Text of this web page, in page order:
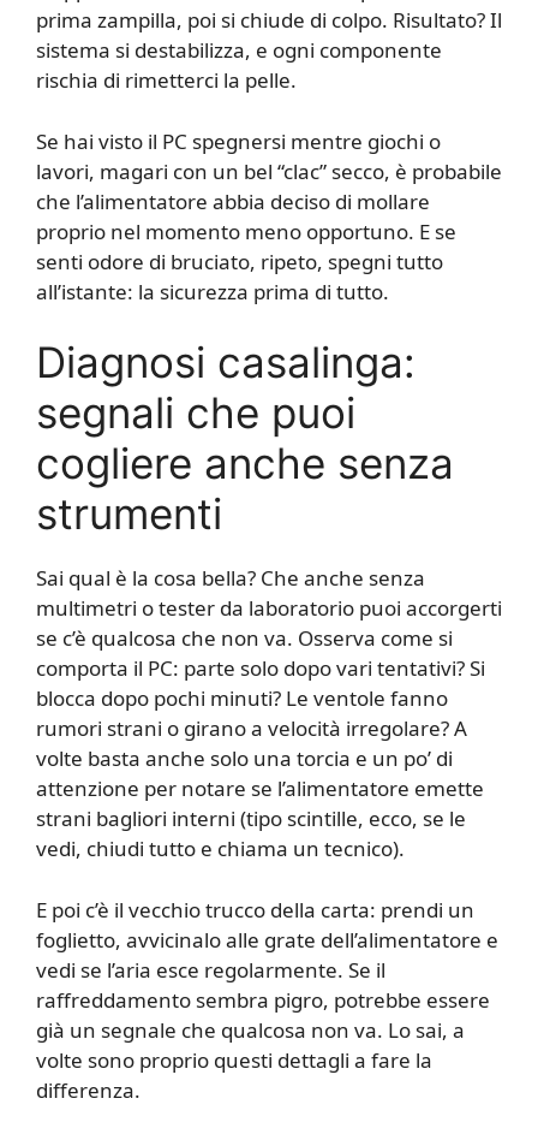
prima zampilla, poi si chiude di colpo. Risultato? Il
sistema si destabilizza, e ogni componente
rischia di rimetterci la pelle.
Se hai visto il PC spegnersi mentre giochi o
lavori, magari con un bel “clac” secco, è probabile
che l’alimentatore abbia deciso di mollare
proprio nel momento meno opportuno. E se
senti odore di bruciato, ripeto, spegni tutto
all’istante: la sicurezza prima di tutto.
Diagnosi casalinga:
segnali che puoi
cogliere anche senza
strumenti
Sai qual è la cosa bella? Che anche senza
multimetri o tester da laboratorio puoi accorgerti
se c’è qualcosa che non va. Osserva come si
comporta il PC: parte solo dopo vari tentativi? Si
blocca dopo pochi minuti? Le ventole fanno
rumori strani o girano a velocità irregolare? A
volte basta anche solo una torcia e un po’ di
attenzione per notare se l’alimentatore emette
strani bagliori interni (tipo scintille, ecco, se le
vedi, chiudi tutto e chiama un tecnico).
E poi c’è il vecchio trucco della carta: prendi un
foglietto, avvicinalo alle grate dell’alimentatore e
vedi se l’aria esce regolarmente. Se il
raffreddamento sembra pigro, potrebbe essere
già un segnale che qualcosa non va. Lo sai, a
volte sono proprio questi dettagli a fare la
differenza.